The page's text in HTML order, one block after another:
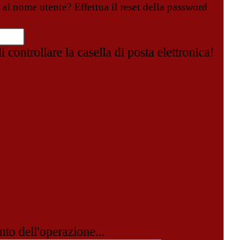
nome utente? Effettua il reset della password
controllare la casella di posta elettronica!
dell'operazione...